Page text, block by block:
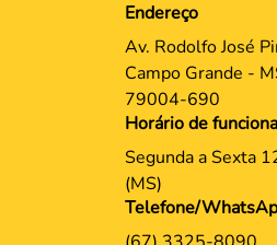
Endereço
Av. Rodolfo José
Campo Grande -
79004-690
Horário de
Segunda a Sexta
(MS)
Telefone/